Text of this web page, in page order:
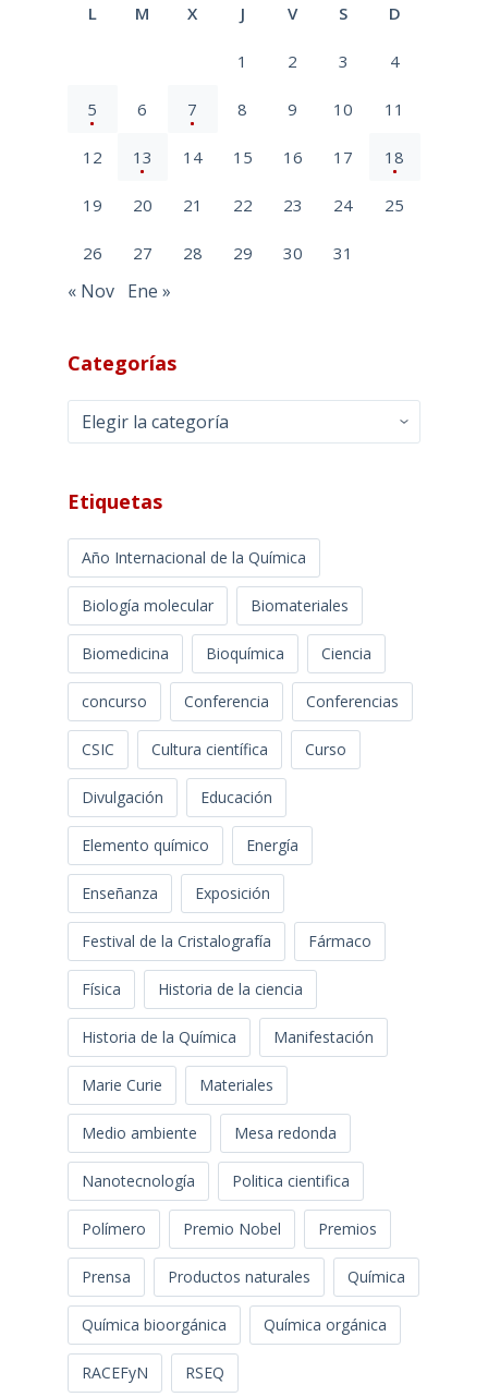
L M X J V S D
1 2 3 4
5 6 7 8 9 10 11
12 13 14 15 16 17 18
19 20 21 22 23 24 25
26 27 28 29 30 31
« Nov Ene »
Categorías
Categorías
Etiquetas
Año Internacional de la Química
Biología molecular Biomateriales
Biomedicina Bioquímica Ciencia
concurso Conferencia Conferencias
CSIC Cultura científica Curso
Divulgación Educación
Elemento químico Energía
Enseñanza Exposición
Festival de la Cristalografía Fármaco
Física Historia de la ciencia
Historia de la Química Manifestación
Marie Curie Materiales
Medio ambiente Mesa redonda
Nanotecnología Politica cientifica
Polímero Premio Nobel Premios
Prensa Productos naturales Química
Química bioorgánica Química orgánica
RACEFyN RSEQ